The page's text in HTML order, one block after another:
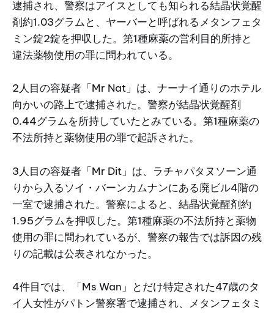
逮捕され、警察はアイスとしても知られる結晶状覚醒
剤約1.03グラムと、ヤーバーと呼ばれるメタンフェタ
ミン錠2錠を押収した。第1種麻薬の営利目的所持と
違法薬物使用の罪に問われている。
2人目の容疑者「Mr Nat」は、ナーナイ通りのホテル
向かいの路上で逮捕された。警察が結晶状覚醒剤
0.44グラムを所持していたとみている。第1種麻薬の
不法所持と薬物使用の罪で起訴された。
3人目の容疑者「Mr Dit」は、ラチャパタヌソーン通
りから入るソイ・バーンカムナンにある廃ビル4階の
一室で逮捕された。警察によると、結晶状覚醒剤約
1.95グラムを押収した。第1種麻薬の不法所持と薬物
使用の罪に問われているが、警察の報告では訴因の残
りの記載は公表されなかった。
4件目では、「Ms Wan」とだけ特定された47歳のタ
イ人女性がパトン警察署で逮捕され、メタンフェタミ